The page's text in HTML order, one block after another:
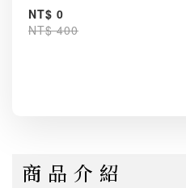
NT$ 0
NT$ 400
商 品 介 紹